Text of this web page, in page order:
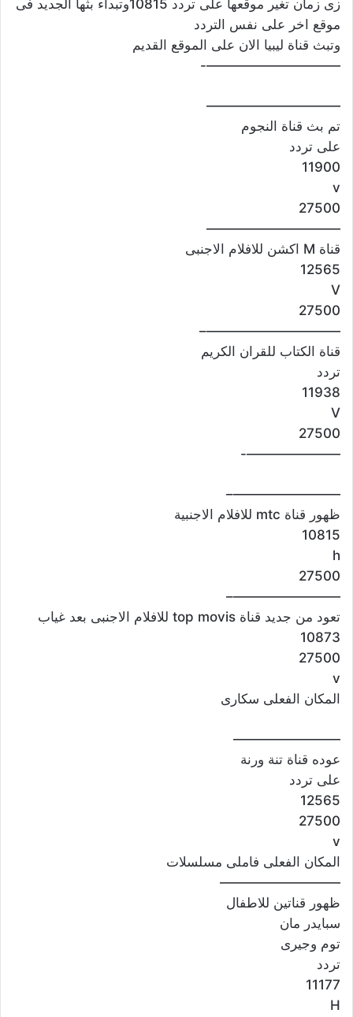
زى زمان تغير موقعها على تردد 10815وتبداء بثها الجديد فى
موقع اخر على نفس التردد
وتبث قناة ليبيا الان على الموقع القديم
——————————-
——————————
تم بث قناة النجوم
على تردد
11900
v
27500
——————————
قناة M اكشن للافلام الاجنبى
12565
V
27500
——————————–
قناة الكتاب للقران الكريم
تردد
11938
V
27500
———————-
————————–
ظهور قناة mtc للافلام الاجنبية
10815
h
27500
————————–
تعود من جديد قناة top movis للافلام الاجنبى بعد غياب
10873
27500
v
المكان الفعلى سكارى
————————
عوده قناة تنة ورنة
على تردد
12565
27500
v
المكان الفعلى فاملى مسلسلات
—————————
ظهور قناتين للاطفال
سبايدر مان
توم وجيرى
تردد
11177
H